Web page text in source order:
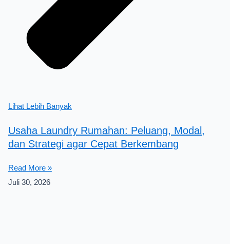
Lihat Lebih Banyak
Usaha Laundry Rumahan: Peluang, Modal,
dan Strategi agar Cepat Berkembang
Read More »
Juli 30, 2026